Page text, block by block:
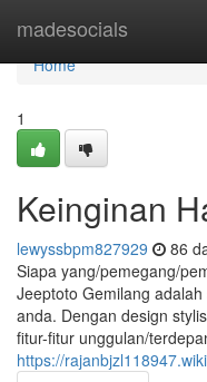
madesocials
Home
Home
1
Keinginan
lewyssbpm827929 86
Siapa yang/pemegang/
Jeeptoto Gemilang
anda. Dengan design
fitur-fitur unggulan/
https://